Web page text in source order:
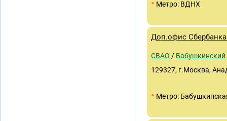
• Метро: ВДНХ
Доп.офис
СВАО / Бабушкинский
129327, г.Москва,
• Метро: